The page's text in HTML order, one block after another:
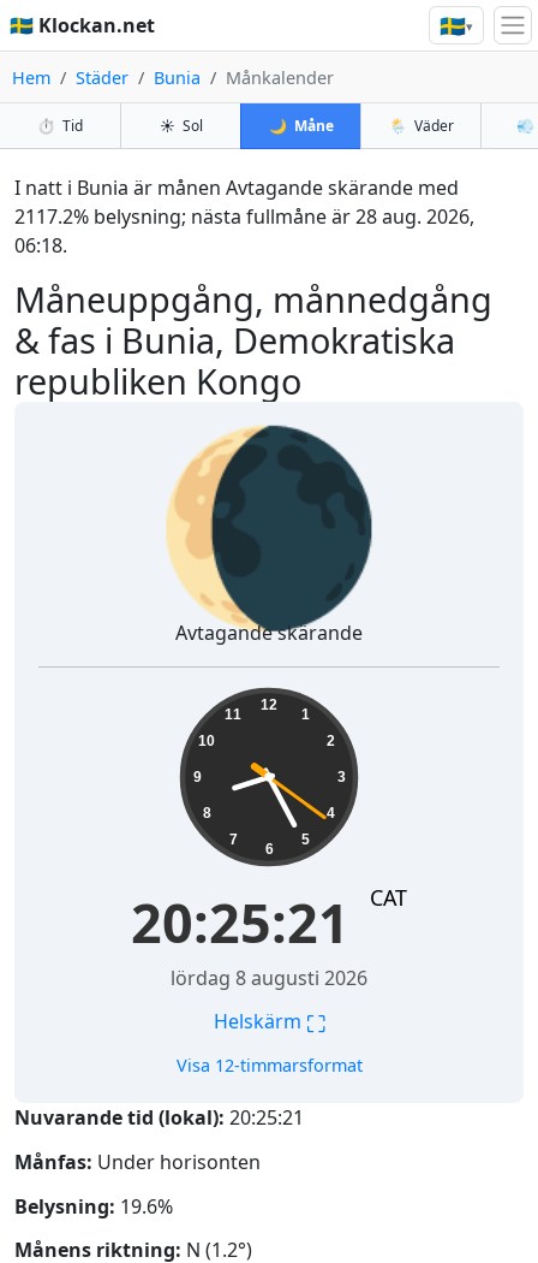
🇸🇪 Klockan.net 🇸🇪▾
Hem Städer Bunia Månkalender
⏱️ Tid ☀️ Sol 🌙 Måne 🌦️ Väder 💨
Måneuppgång, månnedgång
& fas i Bunia, Demokratiska
republiken Kongo
I natt i Bunia är månen Avtagande skärande med
2117.2% belysning; nästa fullmåne är 28 aug. 2026,
06:18.
🌘
Avtagande skärande
12
1
2
3
4
5
6
7
8
9
10
11
20:25:22 CAT
lördag 8 augusti 2026
Helskärm ⛶
Visa 12-timmarsformat
Nuvarande tid (lokal): 20:25:22
Månfas: Under horisonten
Belysning: 19.6%
Månens riktning: N (1.2°)